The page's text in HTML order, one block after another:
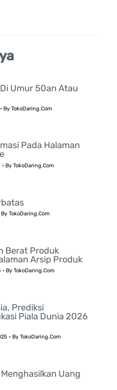
Umur 50an Atau
• ByTokoDaring.Com
Pada Halaman
• ByTokoDaring.Com
ByTokoDaring.Com
Berat Produk
Arsip Produk
• ByTokoDaring.Com
Prediksi
Piala Dunia 2026
• ByTokoDaring.Com
Uang